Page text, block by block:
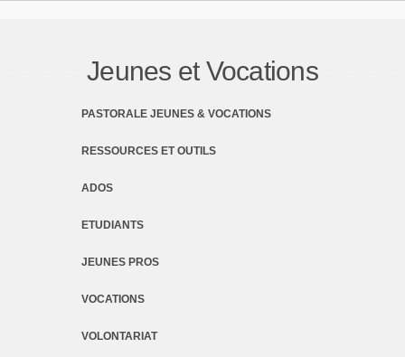
Jeunes et Vocations
PASTORALE JEUNES & VOCATIONS
RESSOURCES ET OUTILS
ADOS
ETUDIANTS
JEUNES PROS
VOCATIONS
VOLONTARIAT